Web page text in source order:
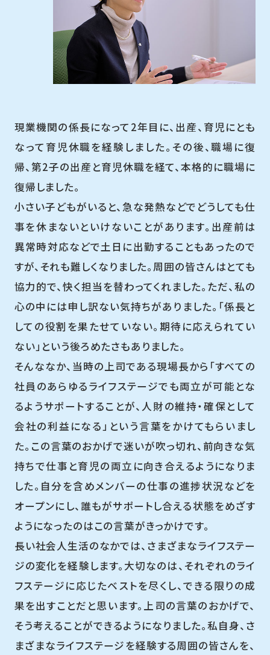
現業機関の係長になって2年目に、出産、育児にとも
なって育児休職を経験しました。その後、職場に復
帰、第2子の出産と育児休職を経て、本格的に職場に
復帰しました。
小さい子どもがいると、急な発熱などでどうしても仕
事を休まないといけないことがあります。出産前は
異常時対応などで土日に出勤することもあったので
すが、それも難しくなりました。周囲の皆さんはとても
協力的で、快く担当を替わってくれました。ただ、私の
心の中には申し訳ない気持ちがありました。「係長と
しての役割を果たせていない。期待に応えられてい
ない」という後ろめたさもありました。
そんななか、当時の上司である現場長から「すべての
社員のあらゆるライフステージでも両立が可能とな
るようサポートすることが、人財の維持・確保として
会社の利益になる」という言葉をかけてもらいまし
た。この言葉のおかげで迷いが吹っ切れ、前向きな気
持ちで仕事と育児の両立に向き合えるようになりま
した。自分を含めメンバーの仕事の進捗状況などを
オープンにし、誰もがサポートし合える状態をめざす
ようになったのはこの言葉がきっかけです。
長い社会人生活のなかでは、さまざまなライフステー
ジの変化を経験します。大切なのは、それぞれのライ
フステージに応じたベストを尽くし、できる限りの成
果を出すことだと思います。上司の言葉のおかげで、
そう考えることができるようになりました。私自身、さ
まざまなライフステージを経験する周囲の皆さんを、